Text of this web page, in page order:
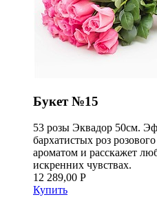
Букет №15
53 розы Эквадор 50см.
бархатистых роз
ароматом и расскажет
искренних чувствах.
12 289,00 Р
Купить